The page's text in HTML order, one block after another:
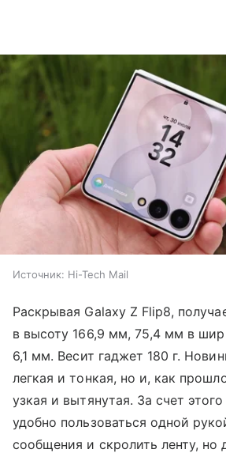
Источник: Hi-Tech Mail
Раскрывая Galaxy Z Flip8,
в высоту 166,9 мм, 75,4 мм в
6,1 мм. Весит гаджет 180 г.
легкая и тонкая, но и, как
узкая и вытянутая. За счет
удобно пользоваться одной
сообщения и скролить ленту, но